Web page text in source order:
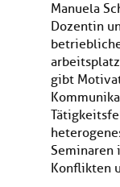
Manuela
Dozentin
gibt
Seminaren
Konflikten